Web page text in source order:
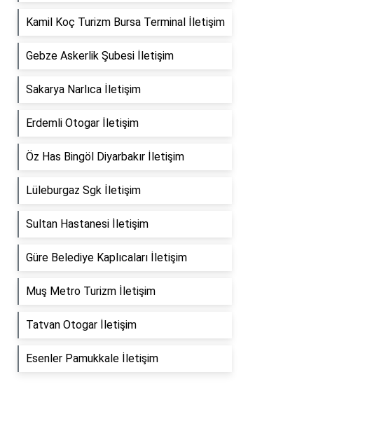
Kamil Koç Turizm Bursa Terminal İletişim
Gebze Askerlik Şubesi İletişim
Sakarya Narlıca İletişim
Erdemli Otogar İletişim
Öz Has Bingöl Diyarbakır İletişim
Lüleburgaz Sgk İletişim
Sultan Hastanesi İletişim
Güre Belediye Kaplıcaları İletişim
Muş Metro Turizm İletişim
Tatvan Otogar İletişim
Esenler Pamukkale İletişim